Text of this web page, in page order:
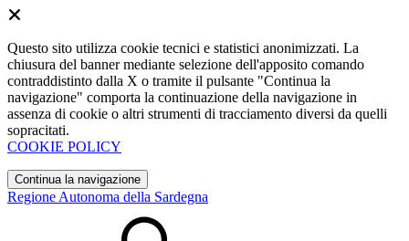
Questo sito utilizza cookie tecnici e statistici anonimizzati. La
chiusura del banner mediante selezione dell'apposito comando
contraddistinto dalla X o tramite il pulsante "Continua la
navigazione" comporta la continuazione della navigazione in
assenza di cookie o altri strumenti di tracciamento diversi da quelli
sopracitati.
COOKIE POLICY
Continua la navigazione
Regione Autonoma della Sardegna